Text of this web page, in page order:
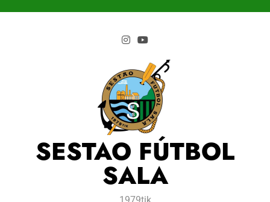
SESTAO FÚTBOL
SALA